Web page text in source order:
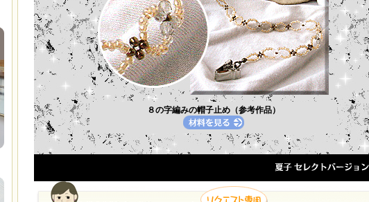
８の字編みの帽子止め（参考作品）